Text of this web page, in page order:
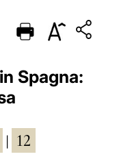
PORTUGUÊS
العربيّة
Spagna:
12